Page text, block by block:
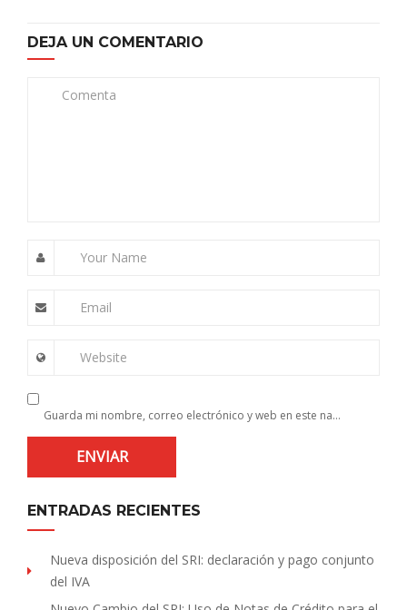
DEJA UN COMENTARIO
Comenta
Your Name
Email
Website
Guarda mi nombre, correo electrónico y web en este navegador para la próxima vez que comente.
ENTRADAS RECIENTES
Nueva disposición del SRI: declaración y pago conjunto
del IVA